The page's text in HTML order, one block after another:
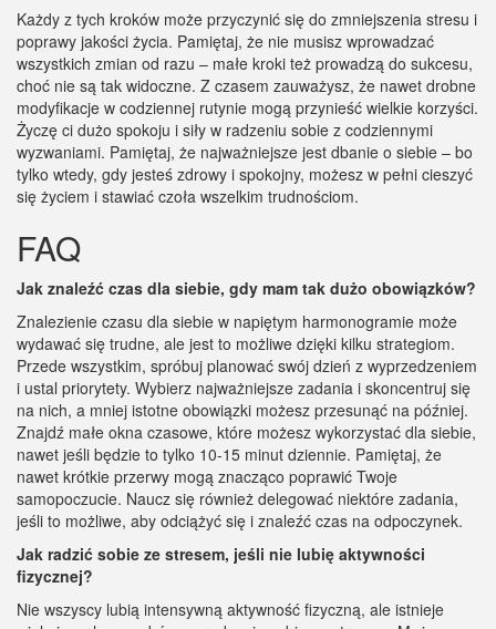
Każdy z tych kroków może przyczynić się do zmniejszenia stresu i
poprawy jakości życia. Pamiętaj, że nie musisz wprowadzać
wszystkich zmian od razu – małe kroki też prowadzą do sukcesu,
choć nie są tak widoczne. Z czasem zauważysz, że nawet drobne
modyfikacje w codziennej rutynie mogą przynieść wielkie korzyści.
Życzę ci dużo spokoju i siły w radzeniu sobie z codziennymi
wyzwaniami. Pamiętaj, że najważniejsze jest dbanie o siebie – bo
tylko wtedy, gdy jesteś zdrowy i spokojny, możesz w pełni cieszyć
się życiem i stawiać czoła wszelkim trudnościom.
FAQ
Jak znaleźć czas dla siebie, gdy mam tak dużo obowiązków?
Znalezienie czasu dla siebie w napiętym harmonogramie może
wydawać się trudne, ale jest to możliwe dzięki kilku strategiom.
Przede wszystkim, spróbuj planować swój dzień z wyprzedzeniem
i ustal priorytety. Wybierz najważniejsze zadania i skoncentruj się
na nich, a mniej istotne obowiązki możesz przesunąć na później.
Znajdź małe okna czasowe, które możesz wykorzystać dla siebie,
nawet jeśli będzie to tylko 10-15 minut dziennie. Pamiętaj, że
nawet krótkie przerwy mogą znacząco poprawić Twoje
samopoczucie. Naucz się również delegować niektóre zadania,
jeśli to możliwe, aby odciążyć się i znaleźć czas na odpoczynek.
Jak radzić sobie ze stresem, jeśli nie lubię aktywności
fizycznej?
Nie wszyscy lubią intensywną aktywność fizyczną, ale istnieje